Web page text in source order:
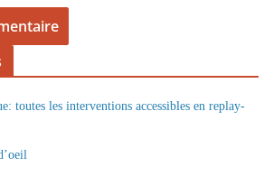
toutes les interventions accessibles en replay-